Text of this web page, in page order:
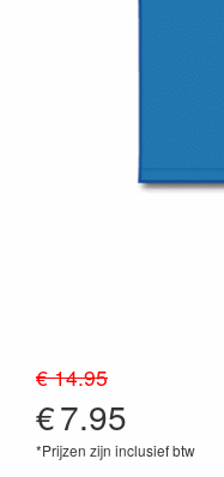
€ 14.95
€7.95
*Prijzen zijn inclusief btw